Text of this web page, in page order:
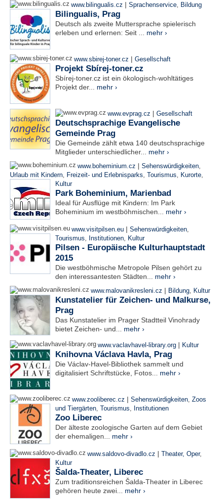
www.bilingualis.cz | Sprachenservice, Bildung
Bilingualis, Prag
Deutsch als zweite Muttersprache spielerisch
erleben und erlernen: Seit ... mehr ›
www.sbirej-toner.cz | Gesellschaft
Projekt Sbírej-toner.cz
Sbírej-toner.cz ist ein ökologisch-wohltätiges
Projekt der... mehr ›
www.evprag.cz | Gesellschaft
Deutschsprachige Evangelische
Gemeinde Prag
Die Gemeinde zählt etwa 140 deutschsprachige
Mitglieder unterschiedlicher... mehr ›
www.boheminium.cz | Sehenswürdigkeiten,
Urlaub mit Kindern, Freizeit- und Erlebnisparks, Tourismus, Kurorte,
Kultur
Park Boheminium, Marienbad
Ideal für Ausflüge mit Kindern: Im Park
Boheminium im westböhmischen... mehr ›
www.visitpilsen.eu | Sehenswürdigkeiten,
Tourismus, Institutionen, Kultur
Pilsen - Europäische Kulturhauptstadt
2015
Die westböhmische Metropole Pilsen gehört zu
den interessantesten Städten... mehr ›
www.malovanikresleni.cz | Bildung, Kultur
Kunstatelier für Zeichen- und Malkurse,
Prag
Das Kunstatelier im Prager Stadtteil Vinohrady
bietet Zeichen- und... mehr ›
www.vaclavhavel-library.org | Kultur
Knihovna Václava Havla, Prag
Die Václav-Havel-Bibliothek sammelt und
digitalisiert Schriftstücke, Fotos... mehr ›
www.zooliberec.cz | Sehenswürdigkeiten, Zoos
und Tiergärten, Tourismus, Institutionen
Zoo Liberec
Der älteste zoologische Garten auf dem Gebiet
der ehemaligen... mehr ›
www.saldovo-divadlo.cz | Theater, Oper,
Kultur
Šalda-Theater, Liberec
Zum traditionsreichen Šalda-Theater in Liberec
gehören heute zwei... mehr ›